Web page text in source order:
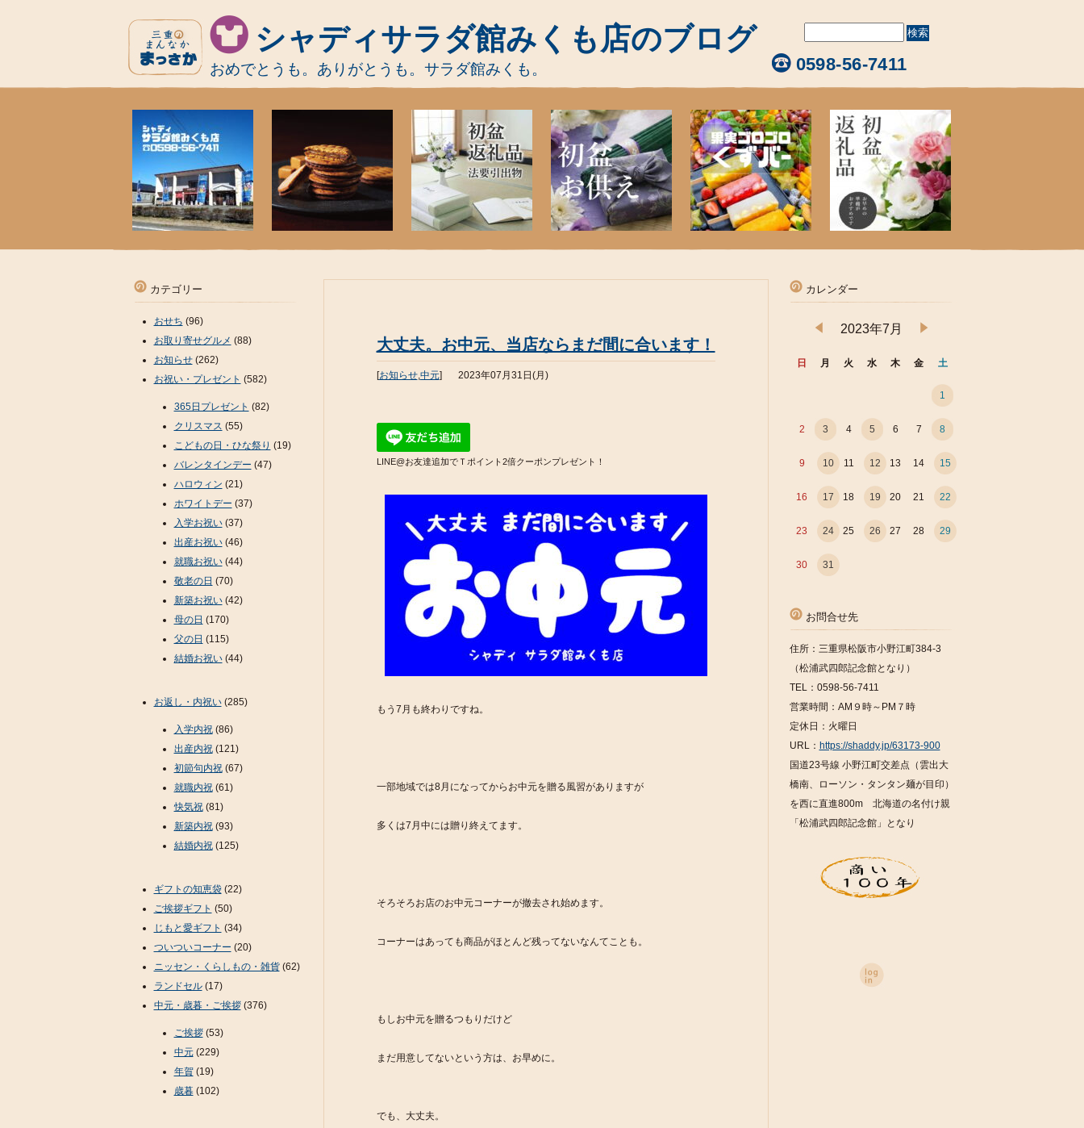
シャディサラダ館みくも店のブログ
おめでとうも。ありがとうも。サラダ館みくも。 0598-56-7411
大丈夫。お中元、当店ならまだ間に合います！
[お知らせ,中元] 2023年07月31日(月)
LINE@お友達追加でＴポイント2倍クーポンプレゼント！
もう7月も終わりですね。
一部地域では8月になってからお中元を贈る風習がありますが
多くは7月中には贈り終えてます。
そろそろお店のお中元コーナーが撤去され始めます。
コーナーはあっても商品がほとんど残ってないなんてことも。
もしお中元を贈るつもりだけど
まだ用意してないという方は、お早めに。
でも、大丈夫。
カテゴリー
おせち (96)
お取り寄せグルメ (88)
お知らせ(262)
お祝い・プレゼント (582)
365日プレゼント (82)
クリスマス (55)
こどもの日・ひな祭り (19)
バレンタインデー (47)
ハロウィン (21)
ホワイトデー (37)
入学お祝い(37)
出産お祝い(46)
就職お祝い(44)
敬老の日 (70)
新築お祝い(42)
母の日 (170)
父の日 (115)
結婚お祝い(44)
お返し・内祝い(285)
入学内祝(86)
出産内祝(121)
初節句内祝(67)
就職内祝(61)
快気祝(81)
新築内祝(93)
結婚内祝(125)
ギフトの知恵袋(22)
ご挨拶ギフト (50)
じもと愛ギフト (34)
ついついコーナー (20)
ニッセン・くらしもの・雑貨(62)
ランドセル(17)
中元・歳暮・ご挨拶(376)
ご挨拶(53)
中元(229)
年賀(19)
歳暮(102)
カレンダー
2023年7月
日 月 火 水 木 金 土
1
2 3 4 5 6 7 8
9 10 11 12 13 14 15
16 17 18 19 20 21 22
23 24 25 26 27 28 29
30 31
お問合せ先
住所：三重県松阪市小野江町384-3
（松浦武四郎記念館となり）
TEL：0598-56-7411
営業時間：AM９時～PM７時
定休日：火曜日
URL： https://shaddy.jp/63173-900
国道23号線 小野江町交差点（雲出大
橋南、ローソン・タンタン麺が目印）
を西に直進800m 北海道の名付け親
「松浦武四郎記念館」となり